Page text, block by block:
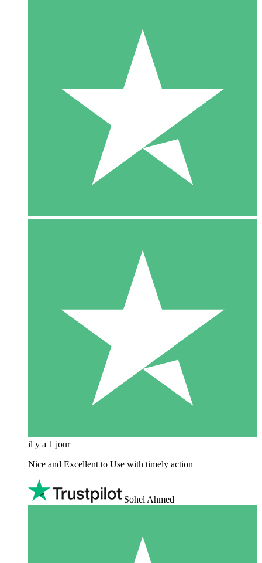
il y a 1 jour
Nice and Excellent to Use with timely action
Sohel Ahmed